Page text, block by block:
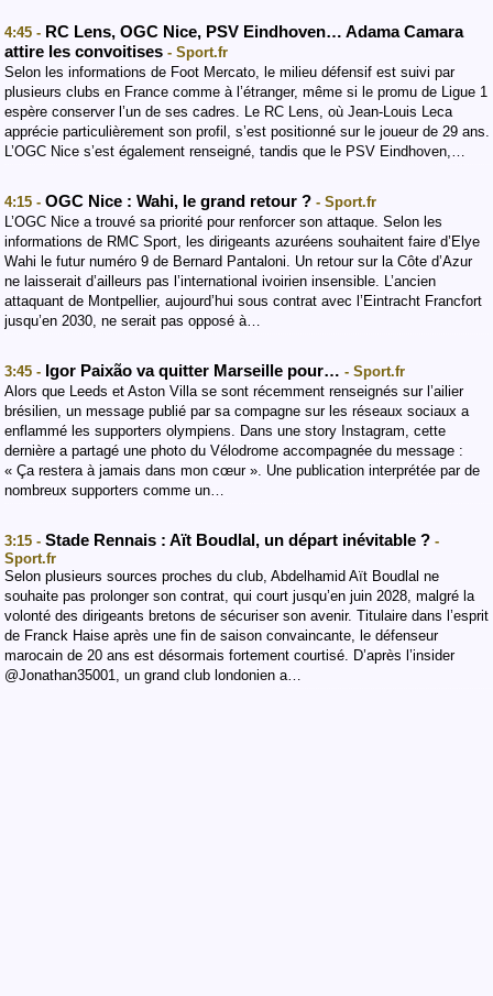
4:45 - RC Lens, OGC Nice, PSV Eindhoven… Adama Camara
attire les convoitises - Sport.fr
Selon les informations de Foot Mercato, le milieu défensif est suivi par
plusieurs clubs en France comme à l’étranger, même si le promu de Ligue 1
espère conserver l’un de ses cadres. Le RC Lens, où Jean-Louis Leca
apprécie particulièrement son profil, s’est positionné sur le joueur de 29 ans.
L’OGC Nice s’est également renseigné, tandis que le PSV Eindhoven,…
4:15 - OGC Nice : Wahi, le grand retour ? - Sport.fr
L’OGC Nice a trouvé sa priorité pour renforcer son attaque. Selon les
informations de RMC Sport, les dirigeants azuréens souhaitent faire d’Elye
Wahi le futur numéro 9 de Bernard Pantaloni. Un retour sur la Côte d’Azur
ne laisserait d’ailleurs pas l’international ivoirien insensible. L’ancien
attaquant de Montpellier, aujourd’hui sous contrat avec l’Eintracht Francfort
jusqu’en 2030, ne serait pas opposé à…
3:45 - Igor Paixão va quitter Marseille pour… - Sport.fr
Alors que Leeds et Aston Villa se sont récemment renseignés sur l’ailier
brésilien, un message publié par sa compagne sur les réseaux sociaux a
enflammé les supporters olympiens. Dans une story Instagram, cette
dernière a partagé une photo du Vélodrome accompagnée du message :
« Ça restera à jamais dans mon cœur ». Une publication interprétée par de
nombreux supporters comme un…
3:15 - Stade Rennais : Aït Boudlal, un départ inévitable ? -
Sport.fr
Selon plusieurs sources proches du club, Abdelhamid Aït Boudlal ne
souhaite pas prolonger son contrat, qui court jusqu’en juin 2028, malgré la
volonté des dirigeants bretons de sécuriser son avenir. Titulaire dans l’esprit
de Franck Haise après une fin de saison convaincante, le défenseur
marocain de 20 ans est désormais fortement courtisé. D’après l’insider
@Jonathan35001, un grand club londonien a…